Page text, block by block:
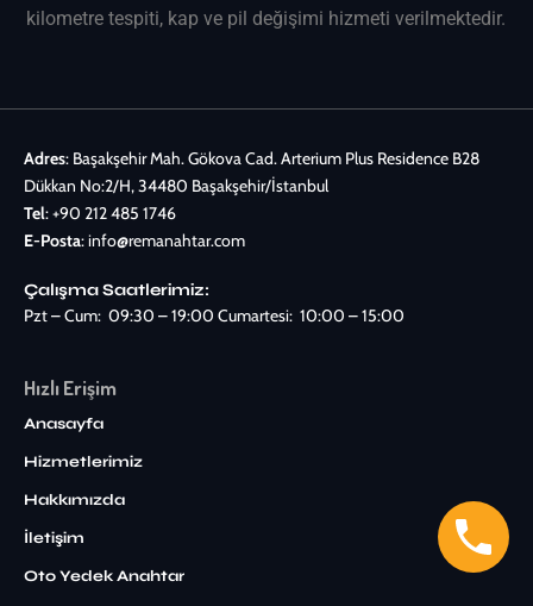
kilometre tespiti, kap ve pil değişimi hizmeti verilmektedir.
Adres: Başakşehir Mah. Gökova Cad. Arterium Plus Residence B28
Dükkan No:2/H, 34480 Başakşehir/İstanbul
Tel:+90 212 485 1746
E-Posta:info@remanahtar.com
Çalışma Saatlerimiz:
Pzt – Cum: 09:30 – 19:00 Cumartesi: 10:00 – 15:00
Hızlı Erişim
Anasayfa
Hizmetlerimiz
Hakkımızda
İletişim
Oto Yedek Anahtar